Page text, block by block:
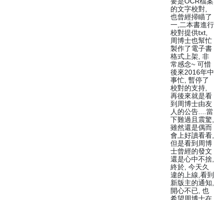
的文字校對,
也曾經掃瞄了
一,二本書進行
校對提供txt,
周博士也幫忙
製作了電子書
格式上架, 非
常感念~ 可惜
後來2016年中
事忙, 暫停了
校對的支持,
再後來就是看
到周博士由友
人的公告....當
下難過且震驚,
雖然還是偶而
會上好讀看看,
但是看到周博
士曾經的發文
還是心中不捨,
終於, 今天久
違的上線,看到
新版主的通知,
開心不已, 也